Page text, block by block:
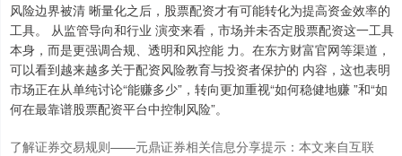
风险边界被清 晰量化之后，股票配资才有可能转化为提高资金效率的
工具。 从监管导向和行业 演变来看，市场并未否定股票配资这一工具
本身，而是更强调合规、透明和风控能 力。在东方财富官网等渠道，
可以看到越来越多关于配资风险教育与投资者保护的 内容，这也表明
市场正在从单纯讨论“能赚多少”，转向更加重视“如何稳健地赚 ”和“如
何在最靠谱股票配资平台中控制风险”。
了解证券交易规则——元鼎证券相关信息分享提示：本文来自互联
深证成指 14311.01 +200.89 +1.42%